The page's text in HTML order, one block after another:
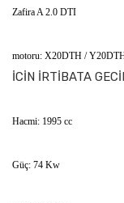
Zafira A 2.0 DTI
motoru: X20DTH /
İCİN İRTİBATA
Hacmi:
Güç: